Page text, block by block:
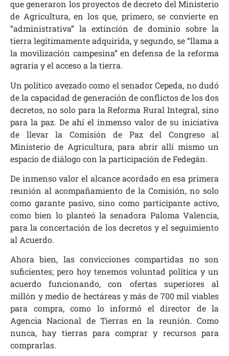
que generaron los proyectos de decreto del Ministerio
de Agricultura, en los que, primero, se convierte en
“administrativa” la extinción de dominio sobre la
tierra legítimamente adquirida, y segundo, se “llama a
la movilización campesina” en defensa de la reforma
agraria y el acceso a la tierra.
Un político avezado como el senador Cepeda, no dudó
de la capacidad de generación de conflictos de los dos
decretos, no solo para la Reforma Rural Integral, sino
para la paz. De ahí el inmenso valor de su iniciativa
de llevar la Comisión de Paz del Congreso al
Ministerio de Agricultura, para abrir allí mismo un
espacio de diálogo con la participación de Fedegán.
De inmenso valor el alcance acordado en esa primera
reunión al acompañamiento de la Comisión, no solo
como garante pasivo, sino como participante activo,
como bien lo planteó la senadora Paloma Valencia,
para la concertación de los decretos y el seguimiento
al Acuerdo.
Ahora bien, las convicciones compartidas no son
suficientes; pero hoy tenemos voluntad política y un
acuerdo funcionando, con ofertas superiores al
millón y medio de hectáreas y más de 700 mil viables
para compra, como lo informó el director de la
Agencia Nacional de Tierras en la reunión. Como
nunca, hay tierras para comprar y recursos para
comprarlas.